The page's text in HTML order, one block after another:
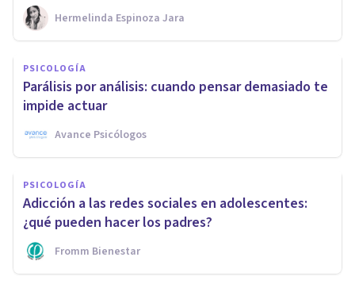
Hermelinda Espinoza Jara
PSICOLOGÍA
Parálisis por análisis: cuando pensar demasiado te
impide actuar
Avance Psicólogos
PSICOLOGÍA
Adicción a las redes sociales en adolescentes:
¿qué pueden hacer los padres?
Fromm Bienestar